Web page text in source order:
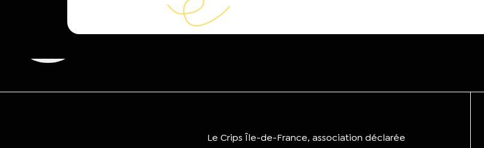
Le Crips Île-de-France, association déclarée